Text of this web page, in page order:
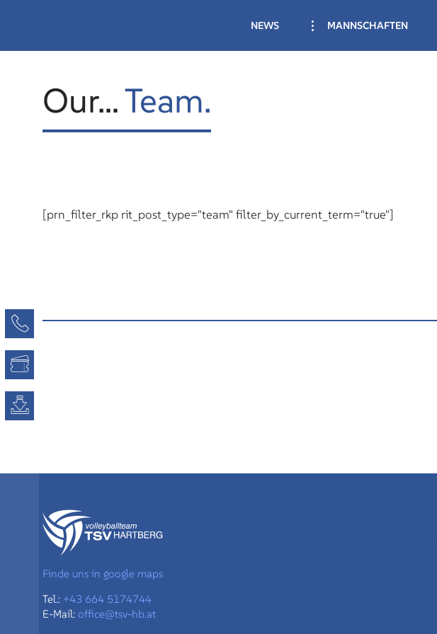
Kontaktseite
NEWS MANNSCHAFTEN
1. LANDESLIGA DAMEN II
Our…Team.
[prn_filter_rkp rit_post_type="team" filter_by_current_term="true"]
Finde uns in google maps
Tel.: +43 664 5174744
E-Mail: office@tsv-hb.at